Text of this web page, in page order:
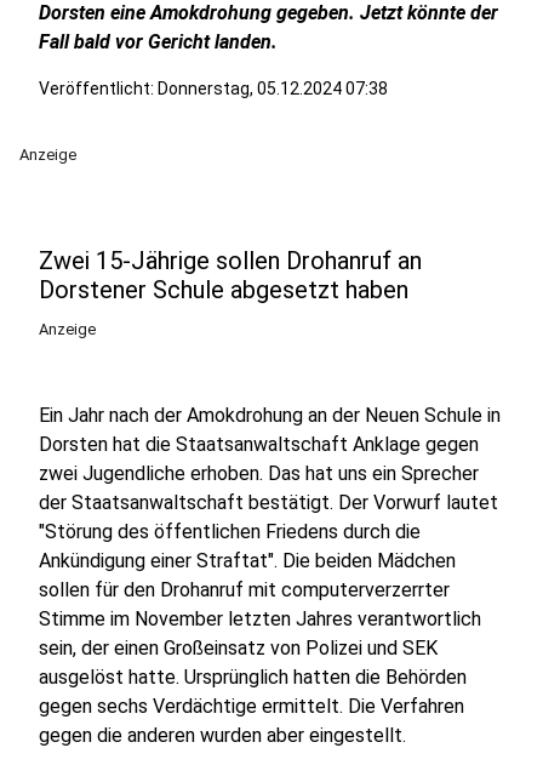
Dorsten eine Amokdrohung gegeben. Jetzt könnte der
Fall bald vor Gericht landen.
Veröffentlicht: Donnerstag, 05.12.2024 07:38
Anzeige
Zwei 15-Jährige sollen Drohanruf an
Dorstener Schule abgesetzt haben
Anzeige
Ein Jahr nach der Amokdrohung an der Neuen Schule in
Dorsten hat die Staatsanwaltschaft Anklage gegen
zwei Jugendliche erhoben. Das hat uns ein Sprecher
der Staatsanwaltschaft bestätigt. Der Vorwurf lautet
"Störung des öffentlichen Friedens durch die
Ankündigung einer Straftat". Die beiden Mädchen
sollen für den Drohanruf mit computerverzerrter
Stimme im November letzten Jahres verantwortlich
sein, der einen Großeinsatz von Polizei und SEK
ausgelöst hatte. Ursprünglich hatten die Behörden
gegen sechs Verdächtige ermittelt. Die Verfahren
gegen die anderen wurden aber eingestellt.